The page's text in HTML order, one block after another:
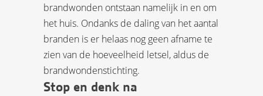
brandwonden ontstaan namelijk in en om
het huis. Ondanks de daling van het aantal
branden is er helaas nog geen afname te
zien van de hoeveelheid letsel, aldus de
brandwondenstichting.
Stop en denk na